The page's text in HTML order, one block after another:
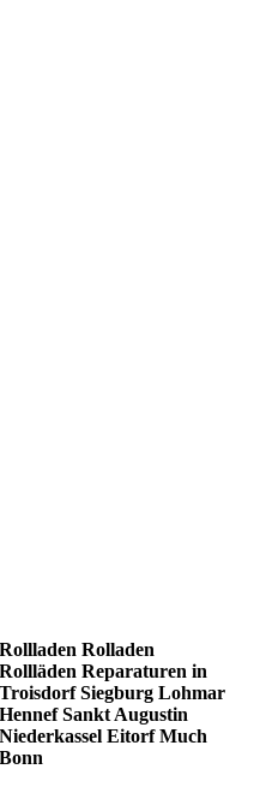
Rollladen Rolladen
Rollläden Reparaturen in
Troisdorf Siegburg Lohmar
Hennef Sankt Augustin
Niederkassel Eitorf Much
Bonn